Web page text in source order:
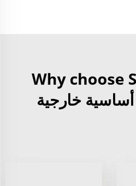
Why choose
خارجية